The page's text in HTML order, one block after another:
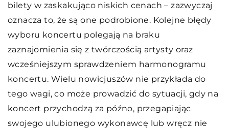
bilety w zaskakująco niskich cenach – zazwyczaj
oznacza to, że są one podrobione. Kolejne błędy
wyboru koncertu polegają na braku
zaznajomienia się z twórczością artysty oraz
wcześniejszym sprawdzeniem harmonogramu
koncertu. Wielu nowicjuszów nie przykłada do
tego wagi, co może prowadzić do sytuacji, gdy na
koncert przychodzą za późno, przegapiając
swojego ulubionego wykonawcę lub wręcz nie